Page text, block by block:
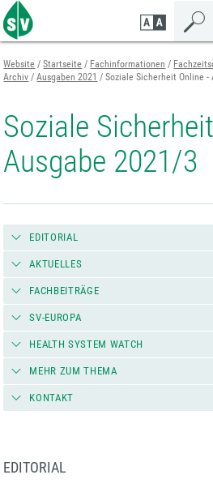
Zum
Seiteninhalt
springen
Zur
Navigation
springen
Zur
Mobilen
Navigation
springen
Website Startseite Fachinformationen
Archiv
Ausgaben 2021 Soziale Sicherheit Online -
Soziale
Ausgabe 2021/3
EDITORIAL
AKTUELLES
FACHBEITRÄGE
SV-EUROPA
HEALTH SYSTEM WATCH
MEHR ZUM THEMA
KONTAKT
EDITORIAL